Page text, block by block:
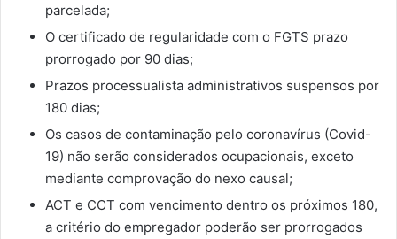
parcelada;
O certificado de regularidade com o FGTS prazo
prorrogado por 90 dias;
Prazos processualista administrativos suspensos por
180 dias;
Os casos de contaminação pelo coronavírus (Covid-
19) não serão considerados ocupacionais, exceto
mediante comprovação do nexo causal;
ACT e CCT com vencimento dentro os próximos 180,
a critério do empregador poderão ser prorrogados